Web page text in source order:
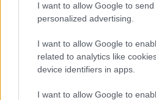
I want to allow Google to send
personalized advertising.
I want to allow Google to
related to analytics like
device identifiers in apps.
I want to allow Google to
Finale UBB -
chez nous", rappelle
Ajouter
à vos sources